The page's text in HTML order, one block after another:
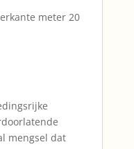
meter 20
mengsel dat